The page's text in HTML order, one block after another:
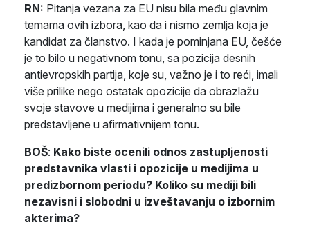
RN: Pitanja vezana za EU nisu bila među glavnim
temama ovih izbora, kao da i nismo zemlja koja je
kandidat za članstvo. I kada je pominjana EU, češće
je to bilo u negativnom tonu, sa pozicija desnih
antievropskih partija, koje su, važno je i to reći, imali
više prilike nego ostatak opozicije da obrazlažu
svoje stavove u medijima i generalno su bile
predstavljene u afirmativnijem tonu.
BOŠ: Kako biste ocenili odnos zastupljenosti
predstavnika vlasti i opozicije u medijima u
predizbornom periodu? Koliko su mediji bili
nezavisni i slobodni u izveštavanju o izbornim
akterima?